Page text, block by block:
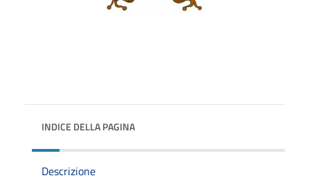
INDICE DELLA PAGINA
Descrizione